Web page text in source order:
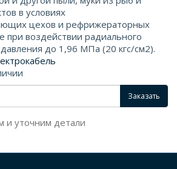
в условиях
цехов и рефрижераторных
при воздействии радиального
давления до 1,96 МПа (20 кгс/см2).
Заказать
и уточним детали